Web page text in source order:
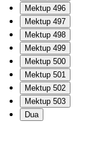
Mektup 496
Mektup 497
Mektup 498
Mektup 499
Mektup 500
Mektup 501
Mektup 502
Mektup 503
Dua